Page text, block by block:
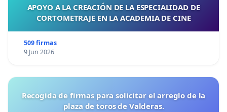
APOYO A LA CREACIÓN DE LA ESPECIALIDAD DE
CORTOMETRAJE EN LA ACADEMIA DE CINE
509 firmas
9 Jun 2026
Recogida de firmas para solicitar el arreglo de la
plaza de toros de Valderas.